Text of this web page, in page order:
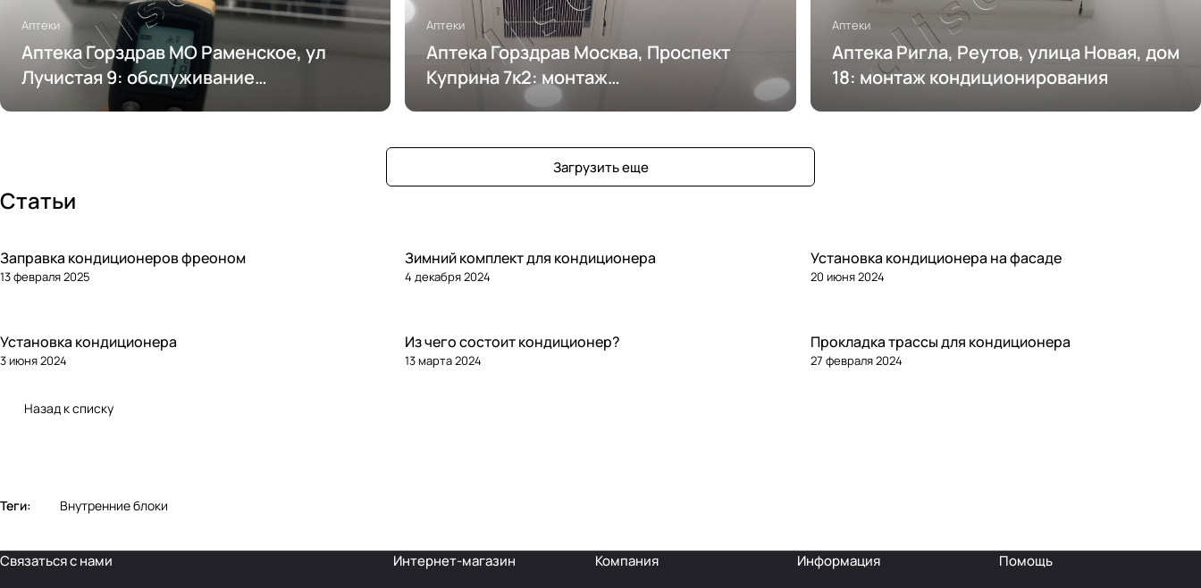
Аптеки
Аптека Горздрав МО Раменское, ул
Лучистая 9: обслуживание
кондиционирования
Аптеки
Аптека Горздрав Москва, Проспект
Куприна 7к2: монтаж
кондиционирования
Аптеки
Аптека Ригла, Реутов, улица Новая, дом
18: монтаж кондиционирования
Загрузить еще
Статьи
Заправка кондиционеров фреоном
13 февраля 2025
Зимний комплект для кондиционера
4 декабря 2024
Установка кондиционера на фасаде
20 июня 2024
Установка кондиционера
3 июня 2024
Из чего состоит кондиционер?
13 марта 2024
Прокладка трассы для кондиционера
27 февраля 2024
Назад к списку
Теги: Внутренние блоки
Связаться с нами Интернет-магазин Компания Информация Помощь